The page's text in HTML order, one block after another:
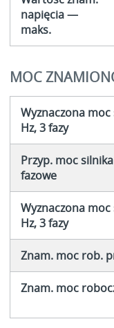
napięcia —
maks.
MOC
Wyznaczona
Hz, 3 fazy
Przyp. moc
fazowe
Wyznaczona
Hz, 3 fazy
Znam. moc rob.
Znam. moc